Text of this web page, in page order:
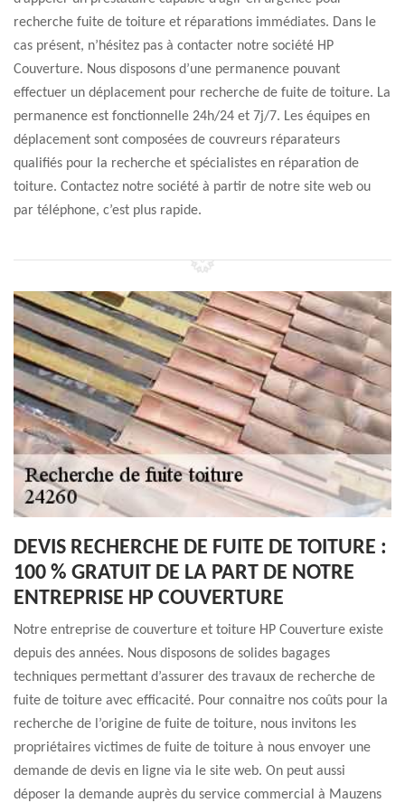
recherche fuite de toiture et réparations immédiates. Dans le
cas présent, n’hésitez pas à contacter notre société HP
Couverture. Nous disposons d’une permanence pouvant
effectuer un déplacement pour recherche de fuite de toiture. La
permanence est fonctionnelle 24h/24 et 7j/7. Les équipes en
déplacement sont composées de couvreurs réparateurs
qualifiés pour la recherche et spécialistes en réparation de
toiture. Contactez notre société à partir de notre site web ou
par téléphone, c’est plus rapide.
DEVIS RECHERCHE DE FUITE DE TOITURE :
100 % GRATUIT DE LA PART DE NOTRE
ENTREPRISE HP COUVERTURE
Notre entreprise de couverture et toiture HP Couverture existe
depuis des années. Nous disposons de solides bagages
techniques permettant d’assurer des travaux de recherche de
fuite de toiture avec efficacité. Pour connaitre nos coûts pour la
recherche de l’origine de fuite de toiture, nous invitons les
propriétaires victimes de fuite de toiture à nous envoyer une
demande de devis en ligne via le site web. On peut aussi
déposer la demande auprès du service commercial à Mauzens